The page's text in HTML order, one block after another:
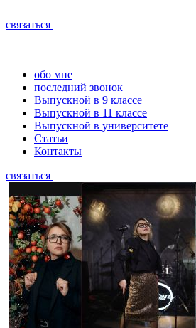
связаться
обо мне
последний звонок
Выпускной в 9 классе
Выпускной в 11 классе
Выпускной в университете
Статьи
Контакты
связаться